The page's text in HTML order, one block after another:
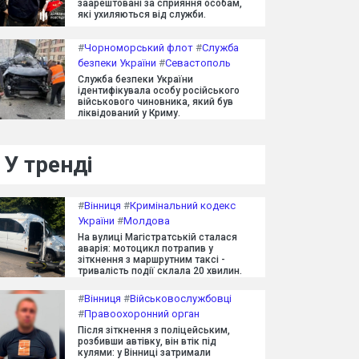
заарештовані за сприяння особам,
які ухиляються від служби.
#Чорноморський флот #Служба
безпеки України #Севастополь
Служба безпеки України
ідентифікувала особу російського
військового чиновника, який був
ліквідований у Криму.
У тренді
#Вінниця #Кримінальний кодекс
України #Молдова
На вулиці Магістратській сталася
аварія: мотоцикл потрапив у
зіткнення з маршрутним таксі -
тривалість події склала 20 хвилин.
#Вінниця #Військовослужбовці
#Правоохоронний орган
Після зіткнення з поліцейським,
розбивши автівку, він втік під
кулями: у Вінниці затримали